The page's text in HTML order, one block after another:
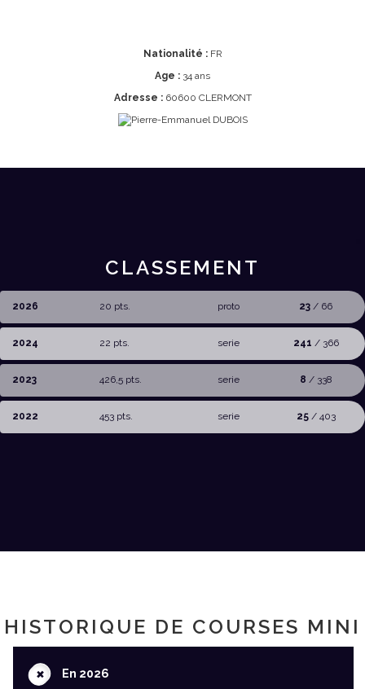
Nationalité :FR
Age : 34 ans
Adresse :60600 CLERMONT
CLASSEMENT
2026 20 pts. proto 23 / 66
2024 22 pts. serie 241 / 366
2023 426,5 pts. serie 8 / 338
2022 453 pts. serie 25/ 403
HISTORIQUE DE COURSES MINI
+En 2026